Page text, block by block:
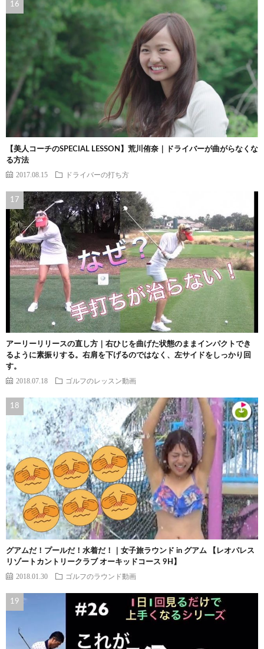
【美人コーチのSPECIAL LESSON】荒川侑奈｜ドライバーが曲がらなくな
る方法
2017.08.15 ドライバーの打ち方
アーリーリリースの直し方｜右ひじを曲げた状態のままインパクトでき
るように素振りする。右肩を下げるのではなく、左サイドをしっかり回
す。
2018.07.18 ゴルフのレッスン動画
グアムだ！プールだ！水着だ！｜女子旅ラウンド in グアム 【レオパレス
リゾートカントリークラブ オーキッドコース 9H】
2018.01.30 ゴルフのラウンド動画